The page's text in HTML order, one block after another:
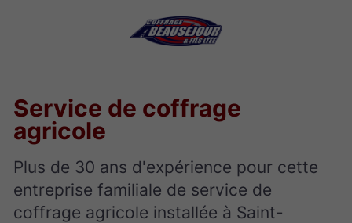
Service de coffrage
agricole
Plus de 30 ans d'expérience pour cette
entreprise familiale de service de
coffrage agricole installée à Saint-